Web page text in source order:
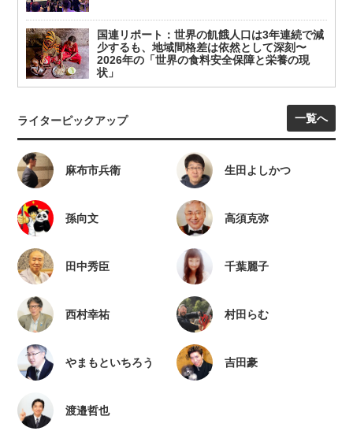
国連リポート：世界の飢餓人口は3年連続で減
少するも、地域間格差は依然として深刻〜
2026年の「世界の食料安全保障と栄養の現
状」
ライターピックアップ 一覧へ
麻布市兵衛 生田よしかつ
孫向文 高須克弥
田中秀臣 千葉麗子
西村幸祐 村田らむ
やまもといちろう 吉田豪
渡邉哲也